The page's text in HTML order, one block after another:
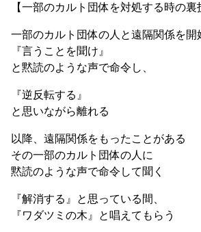
【一部のカルト団体を対処する時の裏
一部のカルト団体の人と遠隔関係を開
『言うことを聞け』
と黙読のような声で命令し、
『逆反転する』
と思いながら離れる
以降、遠隔関係をもったことがある
その一部のカルト団体の人に
黙読のような声で命令して聞く
『解消する』と思っている間、
『ワダツミの木』と唱えてもらう